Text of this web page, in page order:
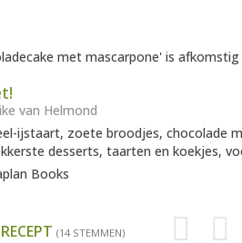
met mascarpone' is
van Helmond
ijstaart, zoete broodjes, chocolade
desserts, taarten en koekjes,
Books
(14 STEMMEN)